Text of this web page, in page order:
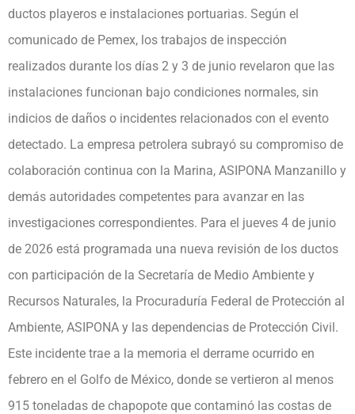
ductos playeros e instalaciones portuarias. Según el
comunicado de Pemex, los trabajos de inspección
realizados durante los días 2 y 3 de junio revelaron que las
instalaciones funcionan bajo condiciones normales, sin
indicios de daños o incidentes relacionados con el evento
detectado. La empresa petrolera subrayó su compromiso de
colaboración continua con la Marina, ASIPONA Manzanillo y
demás autoridades competentes para avanzar en las
investigaciones correspondientes. Para el jueves 4 de junio
de 2026 está programada una nueva revisión de los ductos
con participación de la Secretaría de Medio Ambiente y
Recursos Naturales, la Procuraduría Federal de Protección al
Ambiente, ASIPONA y las dependencias de Protección Civil.
Este incidente trae a la memoria el derrame ocurrido en
febrero en el Golfo de México, donde se vertieron al menos
915 toneladas de chapopote que contaminó las costas de